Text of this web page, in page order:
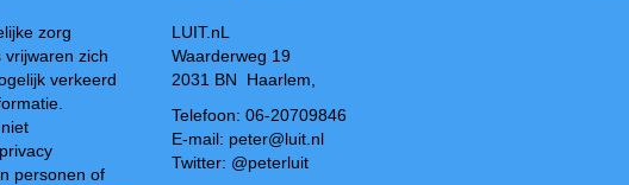
zorg
zich
verkeerd
personen of
LUIT.nL
Waarderweg 19
2031 BN Haarlem,
Telefoon: 06-20709846
E-mail: peter@luit.nl
Twitter: @peterluit